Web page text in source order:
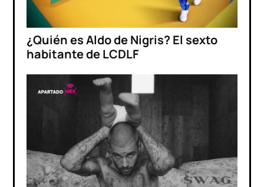
¿Quién es Aldo de Nigris? El sexto
habitante de LCDLF